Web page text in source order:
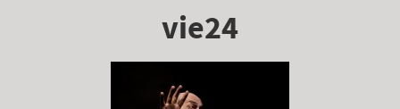
vie24